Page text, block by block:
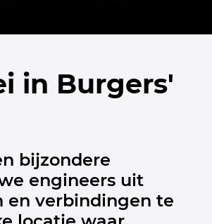
in Burgers'
bijzondere
engineers uit
en verbindingen te